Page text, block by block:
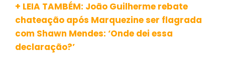
+ LEIA TAMBÉM: João Guilherme rebate
chateação após Marquezine ser flagrada
com Shawn Mendes: ‘Onde dei essa
declaração?’